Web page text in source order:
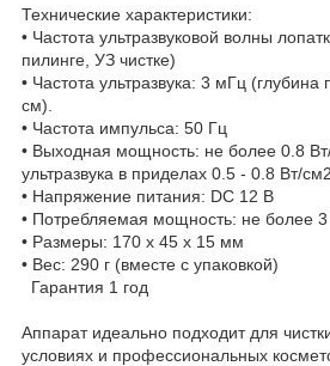
Технические характеристики:
• Частота ультразвуковой волны
пилинге, УЗ чистке)
• Частота ультразвука: 3 мГц (глубина
см).
• Частота импульса: 50 Гц
• Выходная мощность: не более 0.8
ультразвука в приделах 0.5 - 0.8 Вт/
• Напряжение питания: DC 12 В
• Потребляемая мощность: не более 3
• Размеры: 170 х 45 х 15 мм
• Вес: 290 г (вместе с упаковкой)
Гарантия 1 год
Аппарат идеально подходит для
условиях и профессиональных